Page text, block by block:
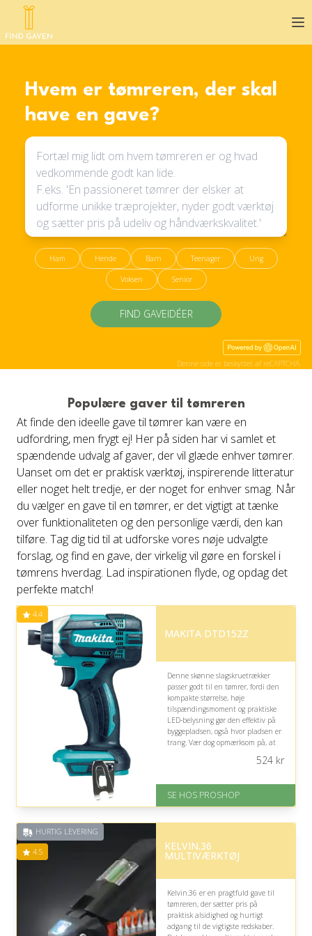
Hvem er tømreren, der skal
have en gave?
Ham Hende Barn Teenager Ung
Voksen Senior
FIND GAVEIDÉER
Denne side er beskyttet af reCAPTCHA.
Populære gaver til tømreren
At finde den ideelle gave til tømrer kan være en
udfordring, men frygt ej! Her på siden har vi samlet et
spændende udvalg af gaver, der vil glæde enhver tømrer.
Uanset om det er praktisk værktøj, inspirerende litteratur
eller noget helt tredje, er der noget for enhver smag. Når
du vælger en gave til en tømrer, er det vigtigt at tænke
over funktionaliteten og den personlige værdi, den kan
tilføre. Tag dig tid til at udforske vores nøje udvalgte
forslag, og find en gave, der virkelig vil gøre en forskel i
tømrens hverdag. Lad inspirationen flyde, og opdag det
perfekte match!
4.4
MAKITA DTD152Z
Denne skønne slagskruetrækker
passer godt til en tømrer, fordi den
kompakte størrelse, høje
tilspændingsmoment og praktiske
LED-belysning gør den effektiv på
byggepladsen, også hvor pladsen er
trang. Vær dog opmærksom på, at
Fremragende Trustpilot rating
524kr
SE HOS PROSHOP
HURTIG LEVERING
4.5 KELVIN.36
MULTIVÆRKTØJ
Kelvin.36 er en pragtfuld gave til
tømreren, der sætter pris på
praktisk alsidighed og hurtigt
adgang til de vigtigste redskaber.